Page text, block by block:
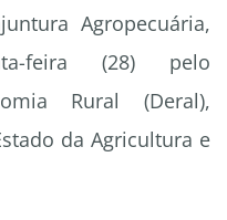
Agropecuária,
feira (28) pelo
Rural (Deral),
da Agricultura e